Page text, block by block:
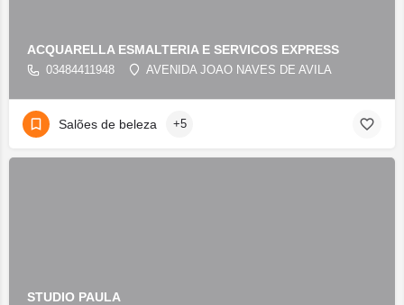
ACQUARELLA ESMALTERIA E SERVICOS EXPRESS
03484411948 AVENIDA JOAO NAVES DE AVILA
Salões de beleza +5
STUDIO PAULA